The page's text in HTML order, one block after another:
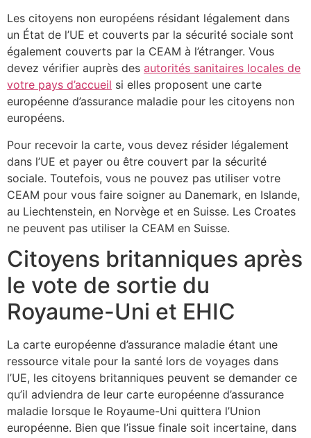
Les citoyens non européens résidant légalement dans
un État de l’UE et couverts par la sécurité sociale sont
également couverts par la CEAM à l’étranger. Vous
devez vérifier auprès des autorités sanitaires locales de
votre pays d’accueil si elles proposent une carte
européenne d’assurance maladie pour les citoyens non
européens.
Pour recevoir la carte, vous devez résider légalement
dans l’UE et payer ou être couvert par la sécurité
sociale. Toutefois, vous ne pouvez pas utiliser votre
CEAM pour vous faire soigner au Danemark, en Islande,
au Liechtenstein, en Norvège et en Suisse. Les Croates
ne peuvent pas utiliser la CEAM en Suisse.
Citoyens britanniques après
le vote de sortie du
Royaume-Uni et EHIC
La carte européenne d’assurance maladie étant une
ressource vitale pour la santé lors de voyages dans
l’UE, les citoyens britanniques peuvent se demander ce
qu’il adviendra de leur carte européenne d’assurance
maladie lorsque le Royaume-Uni quittera l’Union
européenne. Bien que l’issue finale soit incertaine, dans